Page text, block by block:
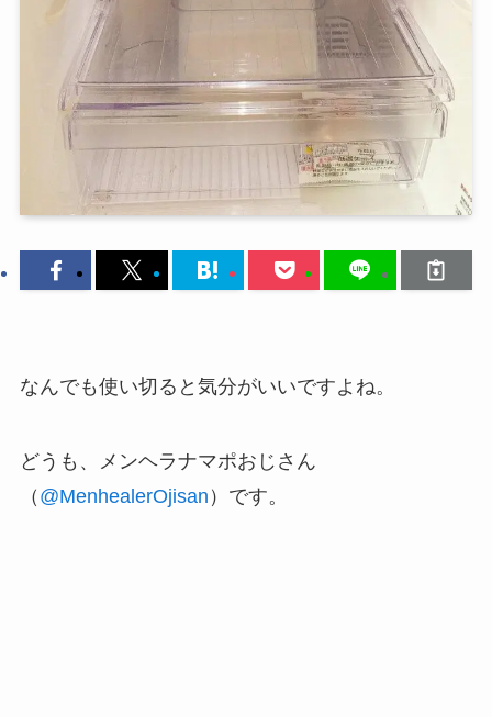
なんでも使い切ると気分がいいですよね。
どうも、メンヘラナマポおじさん
（ @MenhealerOjisan ）です。